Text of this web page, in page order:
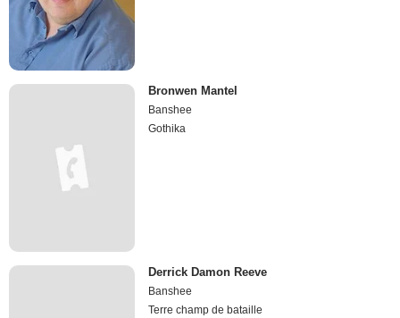
Bronwen Mantel
Banshee
Gothika
Derrick Damon Reeve
Banshee
Terre champ de bataille